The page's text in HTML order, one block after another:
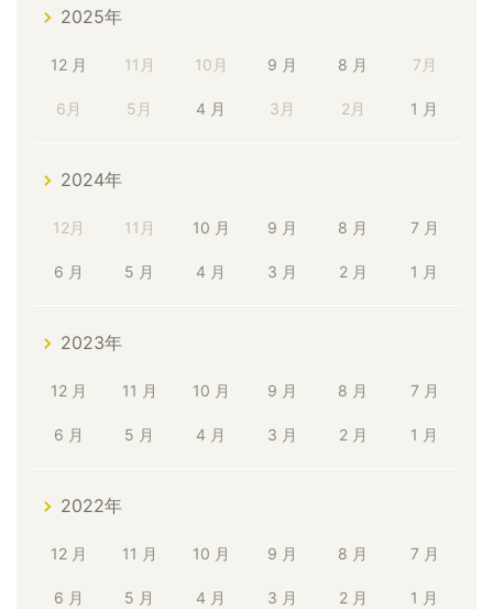
2025年
12 月 11月 10月 9 月 8 月 7月
6月 5月 4 月 3月 2月 1 月
2024年
12月 11月 10 月 9 月 8 月 7 月
6 月 5 月 4 月 3 月 2 月 1 月
2023年
12 月 11 月 10 月 9 月 8 月 7 月
6 月 5 月 4 月 3 月 2 月 1 月
2022年
12 月 11 月 10 月 9 月 8 月 7 月
6 月 5 月 4 月 3 月 2 月 1 月